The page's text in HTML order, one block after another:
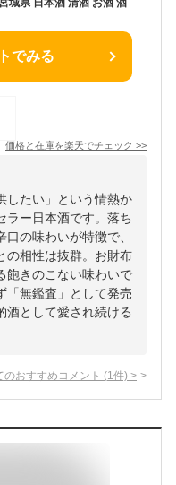
城県 日本酒 清酒 お酒 酒
でみる
価格と在庫を楽天でチェック >>
したい」という情熱か
ラー日本酒です。落ち
の味わいが特徴で、
の相性は抜群。お財布
飽きのこない味わいで
「無鑑査」として発売
酒として愛され続ける
のおすすめコメント (1 件) >